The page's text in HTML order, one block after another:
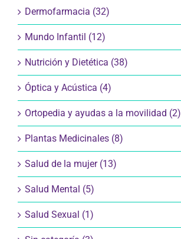
Dermofarmacia (32)
Mundo Infantil (12)
Nutrición y Dietética (38)
Óptica y Acústica (4)
Ortopedia y ayudas a la movilidad (2)
Plantas Medicinales (8)
Salud de la mujer (13)
Salud Mental (5)
Salud Sexual (1)